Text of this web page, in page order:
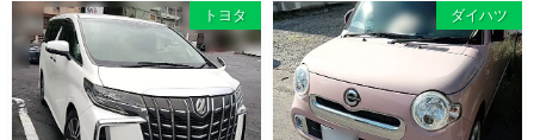
トヨタ ダイハツ